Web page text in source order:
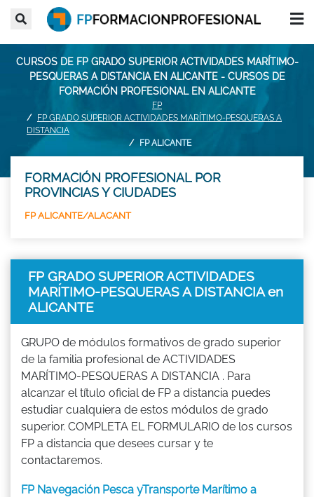
CURSOS DE FP GRADO SUPERIOR ACTIVIDADES MARÍTIMO-
PESQUERAS A DISTANCIA EN ALICANTE - CURSOS DE
FORMACIÓN PROFESIONAL EN ALICANTE
FP
FP GRADO SUPERIOR ACTIVIDADES MARÍTIMO-PESQUERAS A
DISTANCIA
FP ALICANTE
FORMACIÓN PROFESIONAL POR
PROVINCIAS Y CIUDADES
FP ALICANTE/ALACANT
FP GRADO SUPERIOR ACTIVIDADES
MARÍTIMO-PESQUERAS A DISTANCIA en
ALICANTE
GRUPO de módulos formativos de grado superior
de la familia profesional de ACTIVIDADES
MARÍTIMO-PESQUERAS A DISTANCIA . Para
alcanzar el título oficial de FP a distancia puedes
estudiar cualquiera de estos módulos de grado
superior. COMPLETA EL FORMULARIO de los cursos
FP a distancia que desees cursar y te
contactaremos.
FP Navegación Pesca yTransporte Marítimo a